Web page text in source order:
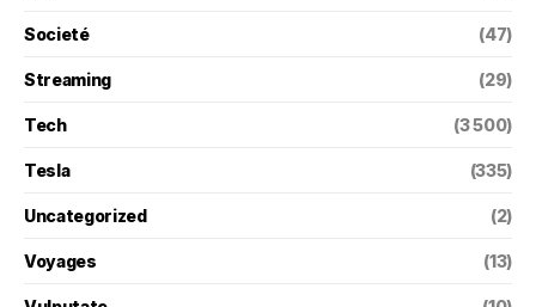
Societé (47)
Streaming (29)
Tech (3 500)
Tesla (335)
Uncategorized (2)
Voyages (13)